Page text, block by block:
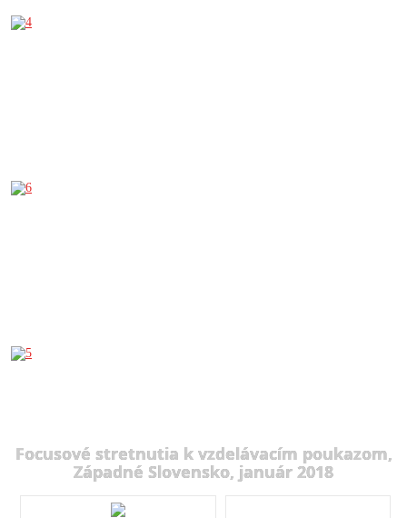
Focusové stretnutia k vzdelávacím poukazom,
Západné Slovensko, január 2018